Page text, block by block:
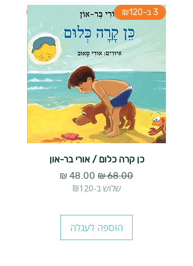
3 ב-₪120
כן קרה כלום / אורי בר-און
מחיר רגיל מחיר מבצע
שלוש ב-₪120
הוספה לעגלה